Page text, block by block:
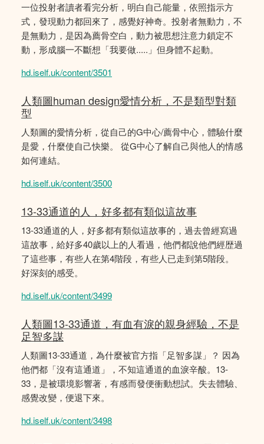
一位投射者讀者看完分析，明白自己能量，依照指示方
式，發現動力都回來了，感覺好神奇。投射者無動力，不
是無動力，是因為薦骨空白，動力被思想注意力鎖定不
動，形成腦一不斷想「我要做.....」但身體不起動。
hd.iself.uk/content/3501
人類圖human design愛情分析，不是類型對類
型
人類圖的愛情分析，從自己的G中心/薦骨中心，體驗什麼
是愛，什麼使自己快樂。 從G中心了解自己與他人的情感
如何連結。
hd.iself.uk/content/3500
13-33通道的人，好多都有類似這故事
13-33通道的人，好多都有類似這故事的，過去曾經寫過
這故事，給好多40歲以上的人看過，他們都說他們經歴過
了這些事，有些人在第4階段，有些人已走到第5階段。
好深刻的感受。
hd.iself.uk/content/3499
人類圖13-33通道，有血有淚的親身經驗，不是
足智多謀
人類圖13-33通道，為什麼被官方指「足智多謀」？ 因為
他們都「沒有這通道」，不知這通道的血淚辛酸。13-
33，是被環境影響著，有感而發便衝動想試。失去體驗、
感覺改變，便退下來。
hd.iself.uk/content/3498